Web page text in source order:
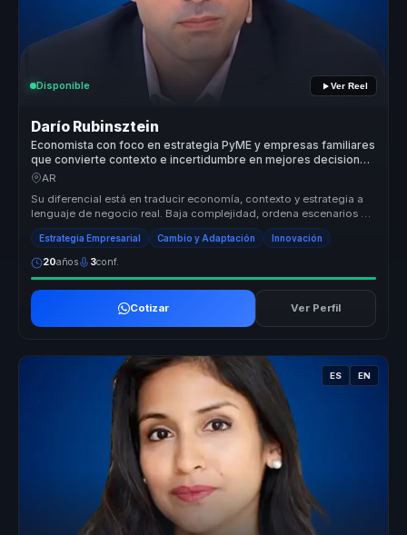
Disponible Ver Reel
Darío Rubinsztein
Economista con foco en estrategia PyME y empresas familiares
que convierte contexto e incertidumbre en mejores decisiones
para líderes de negocio.
AR
Su diferencial está en traducir economía, contexto y estrategia a
lenguaje de negocio real. Baja complejidad, ordena escenarios y
convier...
Estrategia Empresarial Cambio y Adaptación Innovación
20años 3conf.
Cotizar Ver Perfil
ES EN